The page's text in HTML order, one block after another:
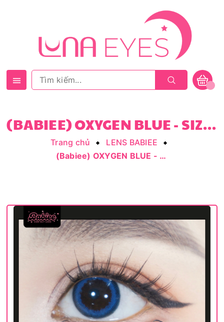
(BABIEE) OXYGEN BLUE - SIZE NHỎ
Trang chủ
LENS BABIEE
(Babiee) OXYGEN BLUE - size nhỏ